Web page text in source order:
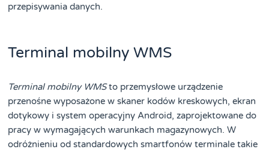
przepisywania danych.
Terminal mobilny WMS
Terminal mobilny WMSto przemysłowe urządzenie
przenośne wyposażone w skaner kodów kreskowych, ekran
dotykowy i system operacyjny Android, zaprojektowane do
pracy w wymagających warunkach magazynowych. W
odróżnieniu od standardowych smartfonów terminale takie